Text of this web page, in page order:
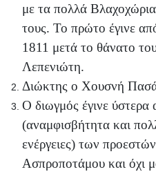
με τα πολλά
τους. Το πρώτο έγινε
1811 μετά το θάνατο
Λεπενιώτη.
Διώκτης ο Χουσνή
Ο διωγμός έγινε
(αναμφισβήτητα και
ενέργειες) των
Ασπροποτάμου και όχι